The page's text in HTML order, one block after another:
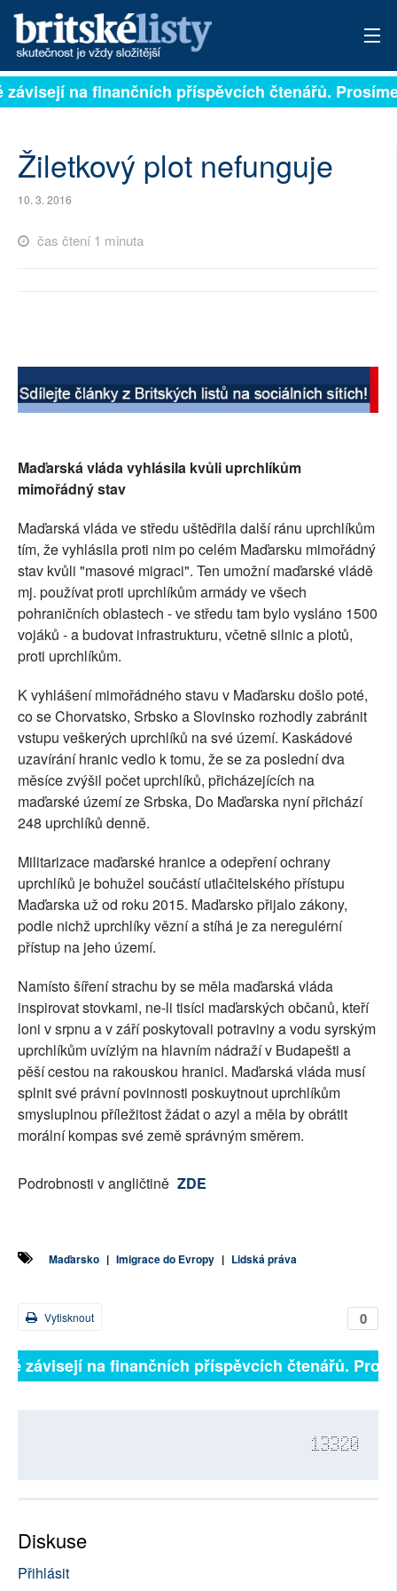
PŘIHLÁSIT
ARCHIV
RUBRIKY
PLNÁ VERZE STRÁNEK
na finančních příspěvcích čtenářů.
Žiletkový plot nefunguje
10. 3. 2016
čas čtení 1 minuta
Maďarská vláda vyhlásila kvůli uprchlíkům
mimořádný stav
Maďarská vláda ve středu uštědřila další ránu uprchlíkům
tím, že vyhlásila proti nim po celém Maďarsku mimořádný
stav kvůli "masové migraci". Ten umožní maďarské vládě
mj. používat proti uprchlíkům armády ve všech
pohraničních oblastech - ve středu tam bylo vysláno 1500
vojáků - a budovat infrastrukturu, včetně silnic a plotů,
proti uprchlíkům.
K vyhlášení mimořádného stavu v Maďarsku došlo poté,
co se Chorvatsko, Srbsko a Slovinsko rozhodly zabránit
vstupu veškerých uprchlíků na své území. Kaskádové
uzavírání hranic vedlo k tomu, že se za poslední dva
měsíce zvýšil počet uprchlíků, přicházejících na
maďarské území ze Srbska, Do Maďarska nyní přichází
248 uprchlíků denně.
Militarizace maďarské hranice a odepření ochrany
uprchlíků je bohužel součástí utlačitelského přístupu
Maďarska už od roku 2015. Maďarsko přijalo zákony,
podle nichž uprchlíky vězní a stíhá je za neregulérní
přístup na jeho území.
Namísto šíření strachu by se měla maďarská vláda
inspirovat stovkami, ne-li tisíci maďarských občanů, kteří
loni v srpnu a v září poskytovali potraviny a vodu syrským
uprchlíkům uvízlým na hlavním nádraží v Budapešti a
pěší cestou na rakouskou hranici. Maďarská vláda musí
splnit své právní povinnosti poskuytnout uprchlíkům
smysluplnou příležitost žádat o azyl a měla by obrátit
morální kompas své země správným směrem.
Podrobnosti v angličtině ZDE
Maďarsko | Imigrace do Evropy | Lidská práva
0
Vytisknout
závisejí na finančních příspěvcích čtenářů.
13320
Diskuse
Přihlásit